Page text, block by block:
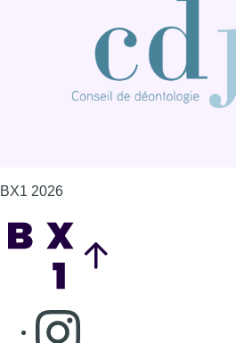
BX1 2026
Consulter page Instagram